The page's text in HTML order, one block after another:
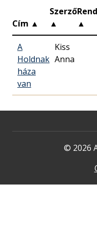
Cím ▲
Szerző
▲
▲
A
Holdnak
háza
van
Kiss
Anna
© 2026